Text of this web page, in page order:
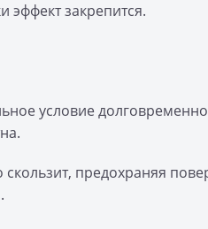
эффект закрепится.
условие
предохраняя